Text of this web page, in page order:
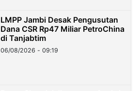
LMPP Jambi Desak Pengusutan
Dana CSR Rp47 Miliar PetroChina
di Tanjabtim
06/08/2026 - 09:19